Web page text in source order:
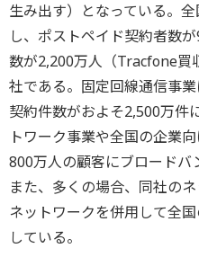
生み出す）となっている。
し、ポストペイド契約者数
数が2,200万人（Tracfone買
社である。固定回線通信事
契約件数がおよそ2,500万件
トワーク事業や全国の企業
800万人の顧客にブロードバ
また、多くの場合、同社の
ネットワークを併用して全
している。